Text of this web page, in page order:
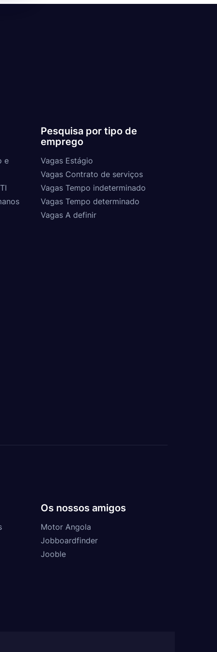
e
Pesquisa por tipo de
emprego
Vagas Estágio
Vagas Contrato de serviços
Vagas Tempo indeterminado
Vagas Tempo determinado
Vagas A definir
Os nossos amigos
Motor Angola
Jobboardfinder
Jooble